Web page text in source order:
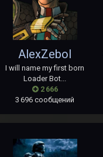
AlexZebol
I will name my first born
Loader Bot...
2 666
3 696 сообщений